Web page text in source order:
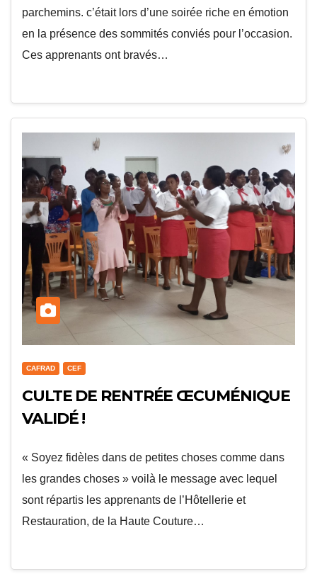
parchemins. c’était lors d’une soirée riche en émotion
en la présence des sommités conviés pour l’occasion.
Ces apprenants ont bravés…
CAFRAD CEF
CULTE DE RENTRÉE ŒCUMÉNIQUE
VALIDÉ !
« Soyez fidèles dans de petites choses comme dans
les grandes choses » voilà le message avec lequel
sont répartis les apprenants de l’Hôtellerie et
Restauration, de la Haute Couture…